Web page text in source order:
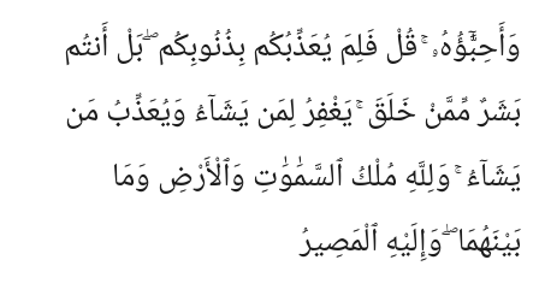
وَأَحِبَّٰٓؤُهُۥ ۚ قُلْ فَلِمَ يُعَذِّبُكُم بِذُنُوبِكُم ۖ بَلْ أَنتُم
بَشَرٌ مِّمَّنْ خَلَقَ ۚ يَغْفِرُ لِمَن يَشَآءُ وَيُعَذِّبُ مَن
يَشَآءُ ۚ وَلِلَّهِ مُلْكُ ٱلسَّمَٰوَٰتِ وَٱلْأَرْضِ وَمَا
بَيْنَهُمَا ۖ وَإِلَيْهِ ٱلْمَصِيرُ